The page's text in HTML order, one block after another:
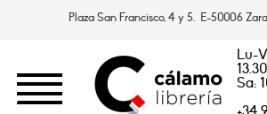
Plaza San Francisco, 4 y 5. E-50006
Lu-
Sa: